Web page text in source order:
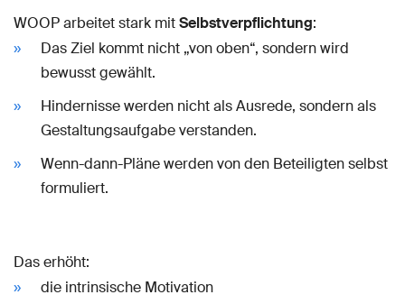
WOOP arbeitet stark mitSelbstverpflichtung:
Das Ziel kommt nicht „von oben“, sondern wird
bewusst gewählt.
Hindernisse werden nicht als Ausrede, sondern als
Gestaltungsaufgabe verstanden.
Wenn-dann-Pläne werden von den Beteiligten selbst
formuliert.
Das erhöht:
die intrinsische Motivation